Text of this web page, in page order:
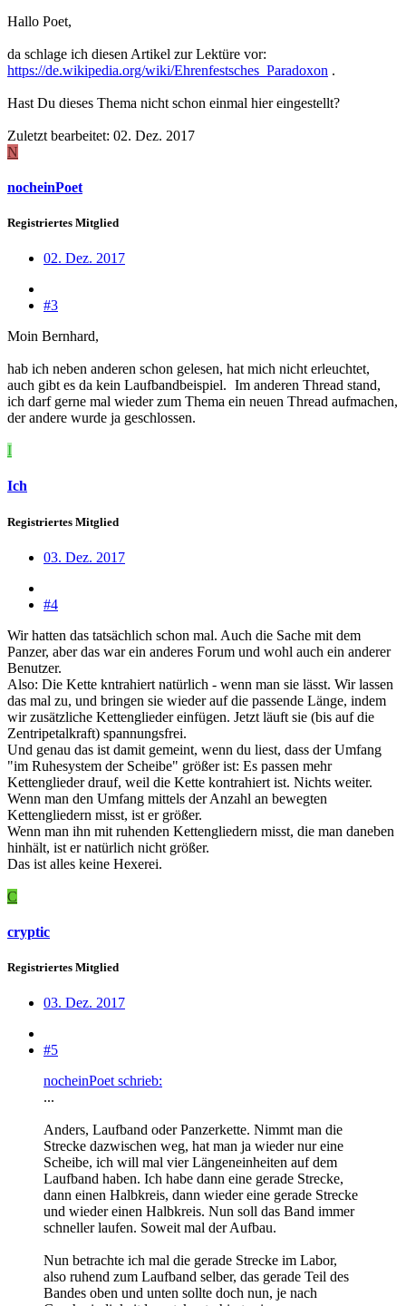
Hallo Poet,
da schlage ich diesen Artikel zur Lektüre vor:
https://de.wikipedia.org/wiki/Ehrenfestsches_Paradoxon .
Hast Du dieses Thema nicht schon einmal hier eingestellt?
Zuletzt bearbeitet: 02. Dez. 2017
N
nocheinPoet
Registriertes Mitglied
02. Dez. 2017
#3
Moin Bernhard,
hab ich neben anderen schon gelesen, hat mich nicht erleuchtet,
auch gibt es da kein Laufbandbeispiel. Im anderen Thread stand,
ich darf gerne mal wieder zum Thema ein neuen Thread aufmachen,
der andere wurde ja geschlossen.
I
Ich
Registriertes Mitglied
03. Dez. 2017
#4
Wir hatten das tatsächlich schon mal. Auch die Sache mit dem
Panzer, aber das war ein anderes Forum und wohl auch ein anderer
Benutzer.
Also: Die Kette kntrahiert natürlich - wenn man sie lässt. Wir lassen
das mal zu, und bringen sie wieder auf die passende Länge, indem
wir zusätzliche Kettenglieder einfügen. Jetzt läuft sie (bis auf die
Zentripetalkraft) spannungsfrei.
Und genau das ist damit gemeint, wenn du liest, dass der Umfang
"im Ruhesystem der Scheibe" größer ist: Es passen mehr
Kettenglieder drauf, weil die Kette kontrahiert ist. Nichts weiter.
Wenn man den Umfang mittels der Anzahl an bewegten
Kettengliedern misst, ist er größer.
Wenn man ihn mit ruhenden Kettengliedern misst, die man daneben
hinhält, ist er natürlich nicht größer.
Das ist alles keine Hexerei.
C
cryptic
Registriertes Mitglied
03. Dez. 2017
#5
nocheinPoet schrieb:
...
Anders, Laufband oder Panzerkette. Nimmt man die
Strecke dazwischen weg, hat man ja wieder nur eine
Scheibe, ich will mal vier Längeneinheiten auf dem
Laufband haben. Ich habe dann eine gerade Strecke,
dann einen Halbkreis, dann wieder eine gerade Strecke
und wieder einen Halbkreis. Nun soll das Band immer
schneller laufen. Soweit mal der Aufbau.
Nun betrachte ich mal die gerade Strecke im Labor,
also ruhend zum Laufband selber, das gerade Teil des
Bandes oben und unten sollte doch nun, je nach